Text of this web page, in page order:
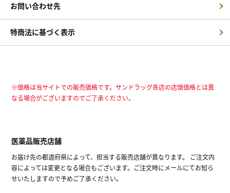
お問い合わせ先
特商法に基づく表示
※価格は当サイトでの販売価格です。サンドラッグ各店の店頭価格とは異
なる場合がございますのでご了承ください。
医薬品販売店舗
お届け先の都道府県によって、担当する販売店舗が異なります。 ご注文内
容によっては変更となる場合もございます。ご注文時にメールにてお知ら
せいたしますので予めご了承ください。